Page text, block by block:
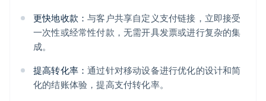
更快地收款：与客户共享自定义支付链接，立即接受
一次性或经常性付款，无需开具发票或进行复杂的集
成。
提高转化率：通过针对移动设备进行优化的设计和简
化的结账体验，提高支付转化率。